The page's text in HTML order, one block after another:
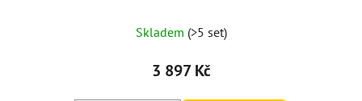
Skladem (>5 set)
3 897 Kč